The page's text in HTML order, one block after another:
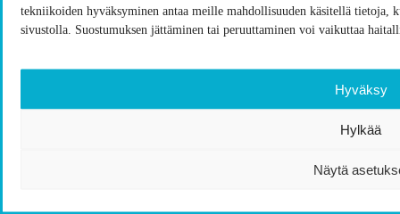
tekniikoiden hyväksyminen antaa meille mahdollisuuden käsitellä tietoja,
sivustolla. Suostumuksen jättäminen tai peruuttaminen voi vaikuttaa
Hyväksy
Hylkää
Näytä
Alk.2,59€
Q-mat hiirimatto